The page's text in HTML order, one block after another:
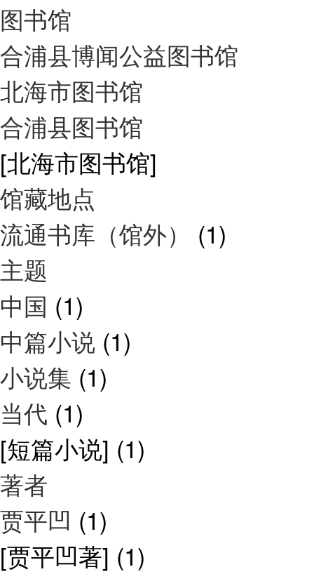
图书馆
合浦县博闻公益图书馆
北海市图书馆
合浦县图书馆
[北海市图书馆]
馆藏地点
流通书库（馆外） (1)
主题
中国 (1)
中篇小说 (1)
小说集 (1)
当代 (1)
[短篇小说] (1)
著者
贾平凹 (1)
[贾平凹著] (1)